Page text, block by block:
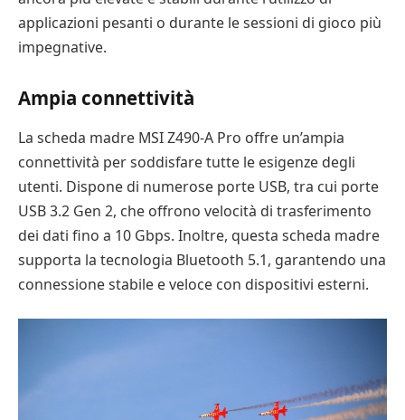
applicazioni pesanti o durante le sessioni di gioco più
impegnative.
Ampia connettività
La scheda madre MSI Z490-A Pro offre un’ampia
connettività per soddisfare tutte le esigenze degli
utenti. Dispone di numerose porte USB, tra cui porte
USB 3.2 Gen 2, che offrono velocità di trasferimento
dei dati fino a 10 Gbps. Inoltre, questa scheda madre
supporta la tecnologia Bluetooth 5.1, garantendo una
connessione stabile e veloce con dispositivi esterni.